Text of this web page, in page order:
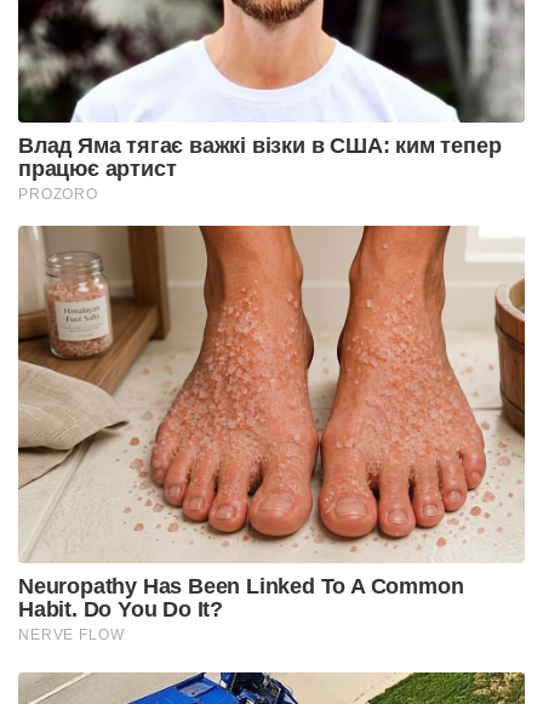
Влад Яма тягає важкі візки в США: ким тепер
працює артист
PROZORO
Neuropathy Has Been Linked To A Common
Habit. Do You Do It?
NERVE FLOW